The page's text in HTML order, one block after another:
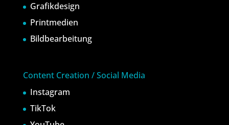
Grafikdesign
Printmedien
Bildbearbeitung
Content Creation / Social Media
Instagram
TikTok